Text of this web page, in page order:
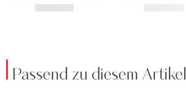
Passend zu diesem Artikel